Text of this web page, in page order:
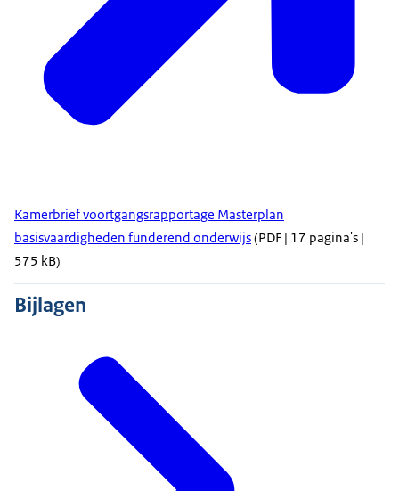
Kamerbrief voortgangsrapportage Masterplan
basisvaardigheden funderend onderwijs(PDF | 17 pagina's |
575 kB)
Bijlagen